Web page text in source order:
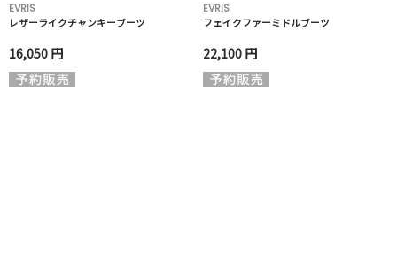
EVRIS
レザーライクチャンキーブーツ
16,050 円
EVRIS
フェイクファーミドルブーツ
22,100 円